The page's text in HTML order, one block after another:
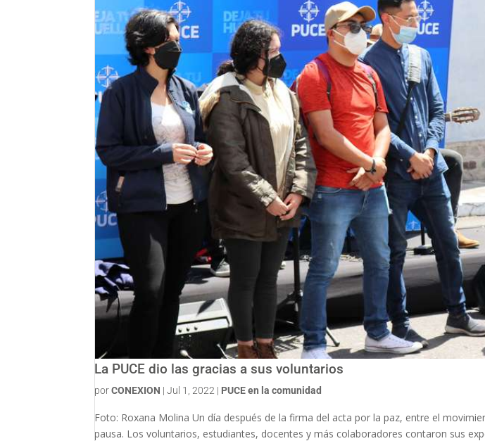
La PUCE dio las gracias a sus voluntarios
porCONEXION |Jul 1, 2022 | PUCE en la comunidad
Foto: Roxana Molina Un día después de la firma del acta por la paz, entre el
pausa. Los voluntarios, estudiantes, docentes y más colaboradores contaron sus